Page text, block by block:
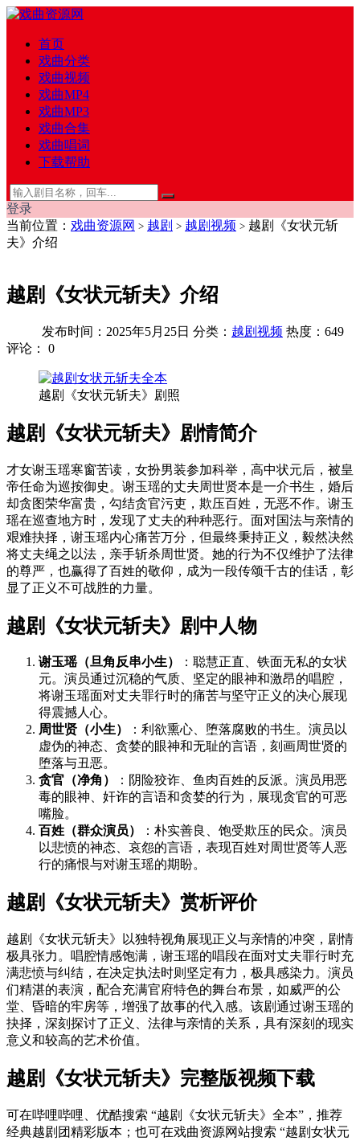
首页
戏曲分类
戏曲视频
戏曲MP4
戏曲MP3
戏曲合集
戏曲唱词
下载帮助
登录
当前位置： 戏曲资源网 > 越剧 > 越剧视频 > 越剧《女状元斩
夫》介绍
越剧《女状元斩夫》介绍
发布时间：2025年5月25日 分类： 越剧视频 热度：649
评论：
0
越剧《女状元斩夫》剧照
越剧《女状元斩夫》剧情简介
才女谢玉瑶寒窗苦读，女扮男装参加科举，高中状元后，被皇
帝任命为巡按御史。谢玉瑶的丈夫周世贤本是一介书生，婚后
却贪图荣华富贵，勾结贪官污吏，欺压百姓，无恶不作。谢玉
瑶在巡查地方时，发现了丈夫的种种恶行。面对国法与亲情的
艰难抉择，谢玉瑶内心痛苦万分，但最终秉持正义，毅然决然
将丈夫绳之以法，亲手斩杀周世贤。她的行为不仅维护了法律
的尊严，也赢得了百姓的敬仰，成为一段传颂千古的佳话，彰
显了正义不可战胜的力量。
越剧《女状元斩夫》剧中人物
谢玉瑶（旦角反串小生）
：聪慧正直、铁面无私的女状
元。演员通过沉稳的气质、坚定的眼神和激昂的唱腔，
将谢玉瑶面对丈夫罪行时的痛苦与坚守正义的决心展现
得震撼人心。
周世贤（小生）
：利欲熏心、堕落腐败的书生。演员以
虚伪的神态、贪婪的眼神和无耻的言语，刻画周世贤的
堕落与丑恶。
贪官（净角）
：阴险狡诈、鱼肉百姓的反派。演员用恶
毒的眼神、奸诈的言语和贪婪的行为，展现贪官的可恶
嘴脸。
百姓（群众演员）
：朴实善良、饱受欺压的民众。演员
以悲愤的神态、哀怨的言语，表现百姓对周世贤等人恶
行的痛恨与对谢玉瑶的期盼。
越剧《女状元斩夫》赏析评价
越剧《女状元斩夫》以独特视角展现正义与亲情的冲突，剧情
极具张力。唱腔情感饱满，谢玉瑶的唱段在面对丈夫罪行时充
满悲愤与纠结，在决定执法时则坚定有力，极具感染力。演员
们精湛的表演，配合充满官府特色的舞台布景，如威严的公
堂、昏暗的牢房等，增强了故事的代入感。该剧通过谢玉瑶的
抉择，深刻探讨了正义、法律与亲情的关系，具有深刻的现实
意义和较高的艺术价值。
越剧《女状元斩夫》完整版视频下载
可在哔哩哔哩、优酷搜索 “越剧《女状元斩夫》全本”，推荐
经典越剧团精彩版本；也可在戏曲资源网站搜索 “越剧女状元